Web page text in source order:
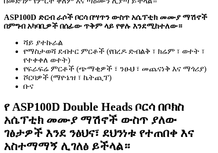
ASP100D ድርብ ራሶች ቦርሳ በሣጥን ውስጥ አሴፕቲክ መሙያ ማሽኖች
በምግብ አካባቢዎች በሰፊው ጥቅም ላይ የዋሉ እንደሚከተለው።
ሻይ ያተኩራል
የማስታወሻ ደብተር ምርቶች (የበረዶ ድብልቅ ፣ ክሬም ፣ ወተት ፣
የተቀቀለ ወተት)
የፍራፍሬ ምርቶች (ጭማቂዎች ፣ ንፁህ ፣ መጨናነቅ እና ማጎሪያ)
ሾርባዎች (ማዮኔዝ ፣ ኬትጪፕ)
ቡና
የ ASP100D Double Heads ቦርሳ በቦክስ
አሴፕቲክ መሙያ ማሽኖች ውስጥ ያለው
ገፅታዎች እንደ ንፅህና፣ ደህንነቱ የተጠበቀ እና
አስተማማኝ ሊገለፅ ይችላል።